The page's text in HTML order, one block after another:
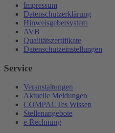
Impressum
Datenschutzerklärung
Hinweisgebersystem
AVB
Qualitätszertifikate
Datenschutzeinstellungen
Service
Veranstaltungen
Aktuelle Meldungen
COMPACTes Wissen
Stellenangebote
e-Rechnung